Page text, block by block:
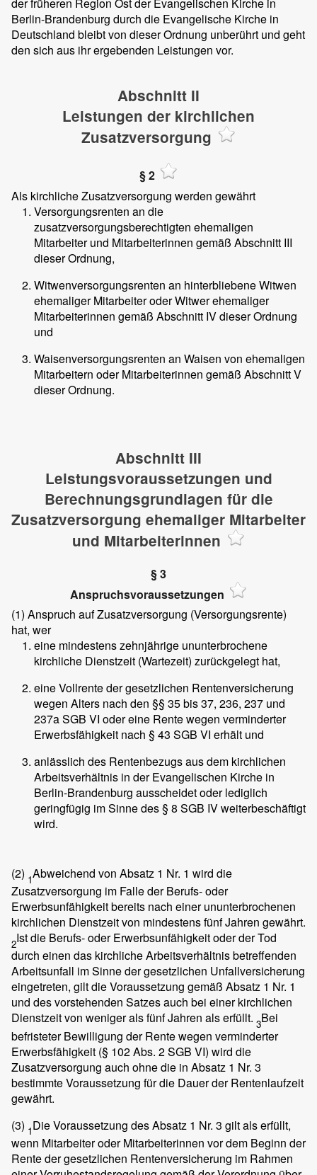
der früheren Region Ost der Evangelischen Kirche in
Berlin-Brandenburg durch die Evangelische Kirche in
Deutschland bleibt von dieser Ordnung unberührt und geht
den sich aus ihr ergebenden Leistungen vor.
Abschnitt II
Leistungen der kirchlichen
Zusatzversorgung
§ 2
Als kirchliche Zusatzversorgung werden gewährt
Versorgungsrenten an die
zusatzversorgungsberechtigten ehemaligen
Mitarbeiter und Mitarbeiterinnen gemäß Abschnitt III
dieser Ordnung,
Witwenversorgungsrenten an hinterbliebene Witwen
ehemaliger Mitarbeiter oder Witwer ehemaliger
Mitarbeiterinnen gemäß Abschnitt IV dieser Ordnung
und
Waisenversorgungsrenten an Waisen von ehemaligen
Mitarbeitern oder Mitarbeiterinnen gemäß Abschnitt V
dieser Ordnung.
Abschnitt III
Leistungsvoraussetzungen und
Berechnungsgrundlagen für die
Zusatzversorgung ehemaliger Mitarbeiter
und Mitarbeiterinnen
§ 3
Anspruchsvoraussetzungen
(1) Anspruch auf Zusatzversorgung (Versorgungsrente)
hat, wer
eine mindestens zehnjährige ununterbrochene
kirchliche Dienstzeit (Wartezeit) zurückgelegt hat,
eine Vollrente der gesetzlichen Rentenversicherung
wegen Alters nach den §§ 35 bis 37, 236, 237 und
237a SGB VI oder eine Rente wegen verminderter
Erwerbsfähigkeit nach § 43 SGB VI erhält und
anlässlich des Rentenbezugs aus dem kirchlichen
Arbeitsverhältnis in der Evangelischen Kirche in
Berlin-Brandenburg ausscheidet oder lediglich
geringfügig im Sinne des § 8 SGB IV weiterbeschäftigt
wird.
(2) 1Abweichend von Absatz 1 Nr. 1 wird die
Zusatzversorgung im Falle der Berufs- oder
Erwerbsunfähigkeit bereits nach einer ununterbrochenen
kirchlichen Dienstzeit von mindestens fünf Jahren gewährt.
2Ist die Berufs- oder Erwerbsunfähigkeit oder der Tod
durch einen das kirchliche Arbeitsverhältnis betreffenden
Arbeitsunfall im Sinne der gesetzlichen Unfallversicherung
eingetreten, gilt die Voraussetzung gemäß Absatz 1 Nr. 1
und des vorstehenden Satzes auch bei einer kirchlichen
Dienstzeit von weniger als fünf Jahren als erfüllt. 3Bei
befristeter Bewilligung der Rente wegen verminderter
Erwerbsfähigkeit (§ 102 Abs. 2 SGB VI) wird die
Zusatzversorgung auch ohne die in Absatz 1 Nr. 3
bestimmte Voraussetzung für die Dauer der Rentenlaufzeit
gewährt.
(3) 1Die Voraussetzung des Absatz 1 Nr. 3 gilt als erfüllt,
wenn Mitarbeiter oder Mitarbeiterinnen vor dem Beginn der
Rente der gesetzlichen Rentenversicherung im Rahmen